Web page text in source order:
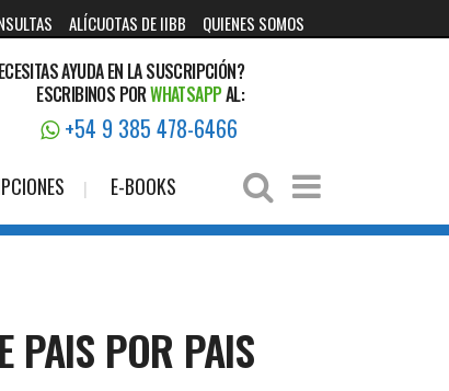
ALÍCUOTAS DE IIBB QUIENES SOMOS
AYUDA EN LA SUSCRIPCIÓN?
ESCRIBINOS PORWHATSAPPAL:
+54 9 385 478-6466
E-BOOKS
PAIS POR PAIS